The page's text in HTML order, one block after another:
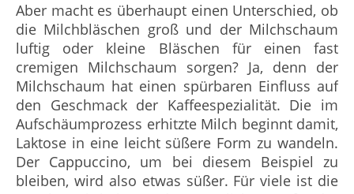
Aber macht es überhaupt einen Unterschied, ob
die Milchbläschen groß und der Milchschaum
luftig oder kleine Bläschen für einen fast
cremigen Milchschaum sorgen? Ja, denn der
Milchschaum hat einen spürbaren Einfluss auf
den Geschmack der Kaffeespezialität. Die im
Aufschäumprozess erhitzte Milch beginnt damit,
Laktose in eine leicht süßere Form zu wandeln.
Der Cappuccino, um bei diesem Beispiel zu
bleiben, wird also etwas süßer. Für viele ist die